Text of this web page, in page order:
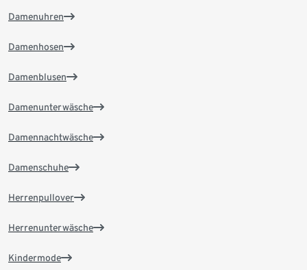
Damenuhren
Damenhosen
Damenblusen
Damenunterwäsche
Damennachtwäsche
Damenschuhe
Herrenpullover
Herrenunterwäsche
Kindermode